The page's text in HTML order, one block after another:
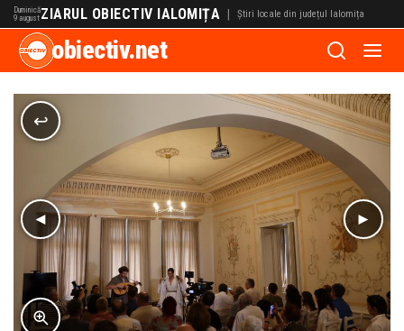
Duminică
9 august ZIARUL OBIECTIV IALOMIȚA | Știri locale din județul Ialomița
obiectiv.net